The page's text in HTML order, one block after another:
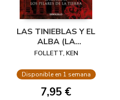
LAS TINIEBLAS Y EL
ALBA (LA
PRECUELA DE LOS
TIERRA)(EDICIÓN
LIMITA
FOLLETT, KEN
Disponible en 1 semana
7,95 €